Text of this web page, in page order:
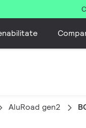
AluRoad gen2